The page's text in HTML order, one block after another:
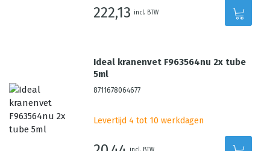
222,13 incl. BTW
Ideal kranenvet F963564nu 2x tube
5ml
8711678064677
Levertijd 4 tot 10 werkdagen
incl. BTW